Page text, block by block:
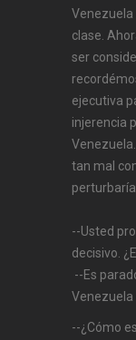
Venezuela
clase.
ser
ejecutiva
injerencia
tan mal
perturbaría
--Usted
decisivo.
--Es
Venezuela
--¿Cómo